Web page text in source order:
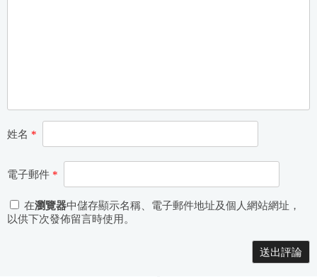
姓名 *
電子郵件 *
在瀏覽器中儲存顯示名稱、電子郵件地址及個人網站網址，
以供下次發佈留言時使用。